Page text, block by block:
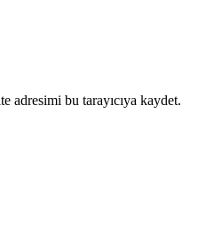
adresimi bu tarayıcıya kaydet.